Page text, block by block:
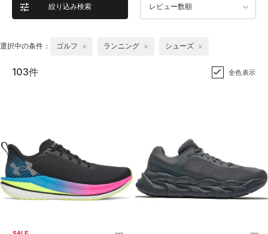
絞り込み検索 レビュー数順
選択中の条件： ゴルフ ランニング シューズ
103件 全色表示